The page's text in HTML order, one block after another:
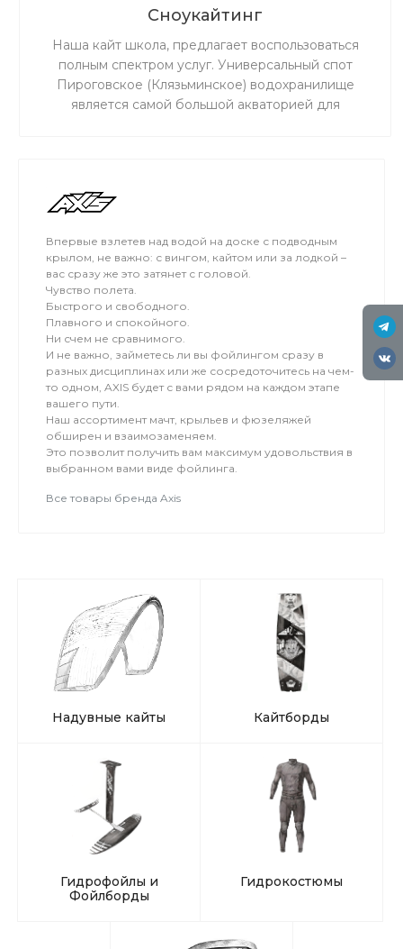
Сноукайтинг
Наша кайт школа, предлагает воспользоваться
полным спектром услуг. Универсальный спот
Пироговское (Клязьминское) водохранилище
является самой большой акваторией для
Впервые взлетев над водой на доске с подводным
крылом, не важно: с вингом, кайтом или за лодкой –
вас сразу же это затянет с головой.
Чувство полета.
Быстрого и свободного.
Плавного и спокойного.
Ни счем не сравнимого.
И не важно, займетесь ли вы фойлингом сразу в
разных дисциплинах или же сосредоточитесь на чем-
то одном, AXIS будет с вами рядом на каждом этапе
вашего пути.
Наш ассортимент мачт, крыльев и фюзеляжей
обширен и взаимозаменяем.
Это позволит получить вам максимум удовольствия в
выбранном вами виде фойлинга.
Все товары бренда Axis
Надувные кайты Кайтборды
Гидрофойлы и
Фойлборды
Гидрокостюмы